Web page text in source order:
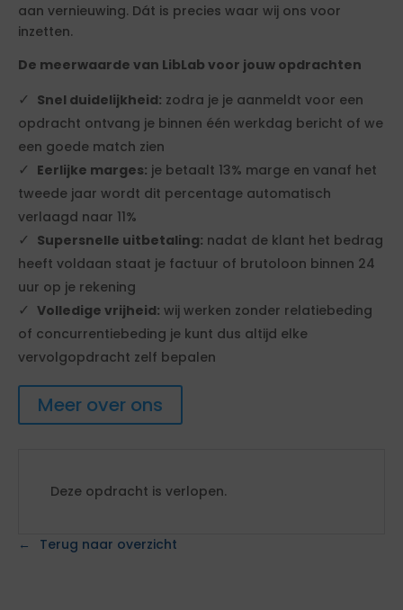
aan vernieuwing. Dát is precies waar wij ons voor
inzetten.
De meerwaarde van LibLab voor jouw opdrachten
Snel duidelijkheid: zodra je je aanmeldt voor een
opdracht ontvang je binnen één werkdag bericht of we
een goede match zien
Eerlijke marges: je betaalt 13% marge en vanaf het
tweede jaar wordt dit percentage automatisch
verlaagd naar 11%
Supersnelle uitbetaling: nadat de klant het bedrag
heeft voldaan staat je factuur of brutoloon binnen 24
uur op je rekening
Volledige vrijheid: wij werken zonder relatiebeding
of concurrentiebeding je kunt dus altijd elke
vervolgopdracht zelf bepalen
Meer over ons
Deze opdracht is verlopen.
Terug naar overzicht